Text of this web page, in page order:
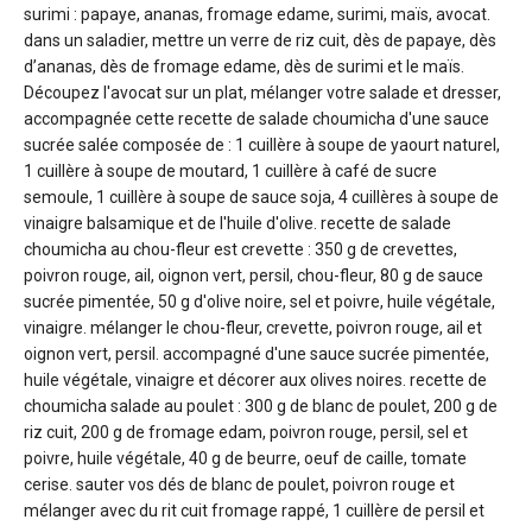
surimi : papaye, ananas, fromage edame, surimi, maïs, avocat.
dans un saladier, mettre un verre de riz cuit, dès de papaye, dès
d’ananas, dès de fromage edame, dès de surimi et le maïs.
Découpez l'avocat sur un plat, mélanger votre salade et dresser,
accompagnée cette recette de salade choumicha d'une sauce
sucrée salée composée de : 1 cuillère à soupe de yaourt naturel,
1 cuillère à soupe de moutard, 1 cuillère à café de sucre
semoule, 1 cuillère à soupe de sauce soja, 4 cuillères à soupe de
vinaigre balsamique et de l'huile d'olive. recette de salade
choumicha au chou-fleur est crevette : 350 g de crevettes,
poivron rouge, ail, oignon vert, persil, chou-fleur, 80 g de sauce
sucrée pimentée, 50 g d'olive noire, sel et poivre, huile végétale,
vinaigre. mélanger le chou-fleur, crevette, poivron rouge, ail et
oignon vert, persil. accompagné d'une sauce sucrée pimentée,
huile végétale, vinaigre et décorer aux olives noires. recette de
choumicha salade au poulet : 300 g de blanc de poulet, 200 g de
riz cuit, 200 g de fromage edam, poivron rouge, persil, sel et
poivre, huile végétale, 40 g de beurre, oeuf de caille, tomate
cerise. sauter vos dés de blanc de poulet, poivron rouge et
mélanger avec du rit cuit fromage rappé, 1 cuillère de persil et